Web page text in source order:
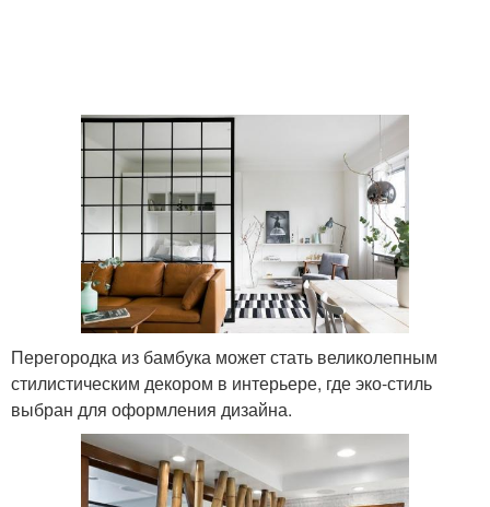
Перегородка из бамбука может стать великолепным
стилистическим декором в интерьере, где эко-стиль
выбран для оформления дизайна.